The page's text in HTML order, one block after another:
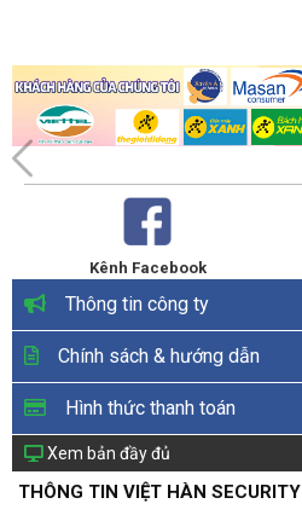
Kênh Facebook
Thông tin công ty
Chính sách & hướng dẫn
Hình thức thanh toán
Xem bản đầy đủ
THÔNG TIN VIỆT HÀN SECURITY